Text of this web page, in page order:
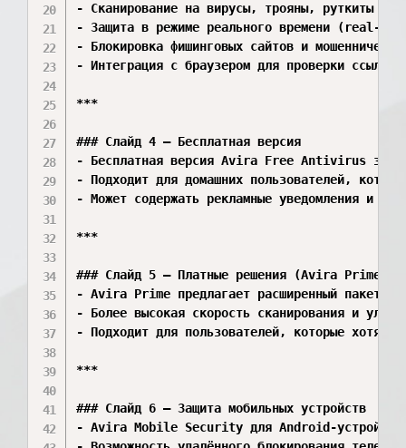
- Сканирование на вирусы, трояны, руткиты и
- Защита в режиме реального времени
- Блокировка фишинговых сайтов и
- Интеграция с браузером для проверки ссылок
***
### Слайд 4 — Бесплатная версия
- Бесплатная версия Avira Free Antivirus
- Подходит для домашних пользователей,
- Может содержать рекламные уведомления и
***
### Слайд 5 — Платные решения (Avira Prime
- Avira Prime предлагает расширенный пакет:
- Более высокая скорость сканирования и
- Подходит для пользователей, которые хотят
***
### Слайд 6 — Защита мобильных устройств
- Avira Mobile Security для